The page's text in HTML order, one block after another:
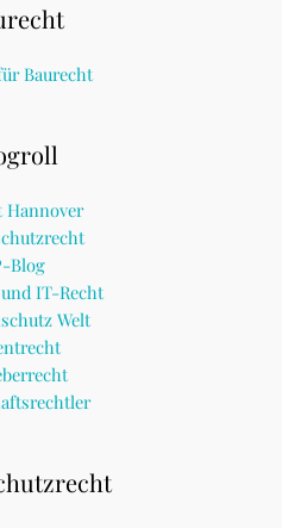
Baurecht
Hannover
Blog
IT-Recht
Welt